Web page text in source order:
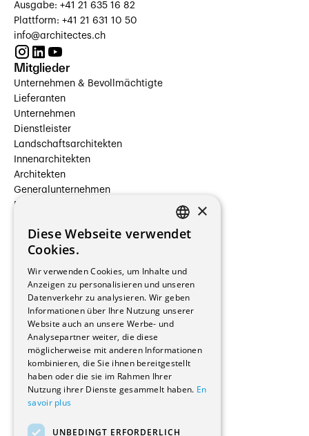
Ausgabe: +41 21 635 16 82
Plattform: +41 21 631 10 50
info@architectes.ch
Mitglieder
Unternehmen & Bevollmächtigte
Lieferanten
Unternehmen
Dienstleister
Landschaftsarchitekten
Innenarchitekten
Architekten
Generalunternehmen
Beauftragte Unternehmen
Hersteller/Lieferanten
Bauherrschaften
Immobilienverwaltungsgesellschaften
Stockwerkeigentum
Reportagen
Wohnungen
Renovierungen
Innere Umbauten
Gastgewerbe und Tourismus
Verwaltungsgebäude und Geschäfte
Schuleinrichtungen
Medizinische Einrichtungen
Kultur - Sport - Freizeit
FRENCH
×
Diese Webseite verwendet
Cookies.
Wir verwenden Cookies, um Inhalte und
Anzeigen zu personalisieren und unseren
Datenverkehr zu analysieren. Wir geben
Informationen über Ihre Nutzung unserer
Website auch an unsere Werbe- und
Analysepartner weiter, die diese
möglicherweise mit anderen Informationen
kombinieren, die Sie ihnen bereitgestellt
haben oder die sie im Rahmen Ihrer
Nutzung ihrer Dienste gesammelt haben. En
savoir plus
UNBEDINGT ERFORDERLICH